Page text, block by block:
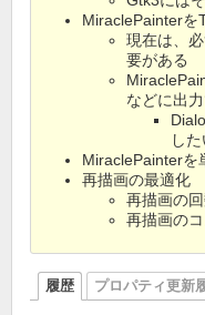
MiraclePainterを
現在は、
要がある
などに出
し
MiraclePainterを
再描画の最適化
再描画の
再描画の
履歴 プロパティ更新